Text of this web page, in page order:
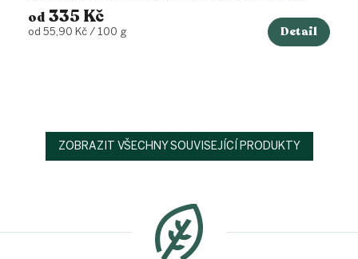
od 335 Kč
Měrná
od 55,90 Kč / 100 g Detail
ZOBRAZIT VŠECHNY SOUVISEJÍCÍ PRODUKTY
a